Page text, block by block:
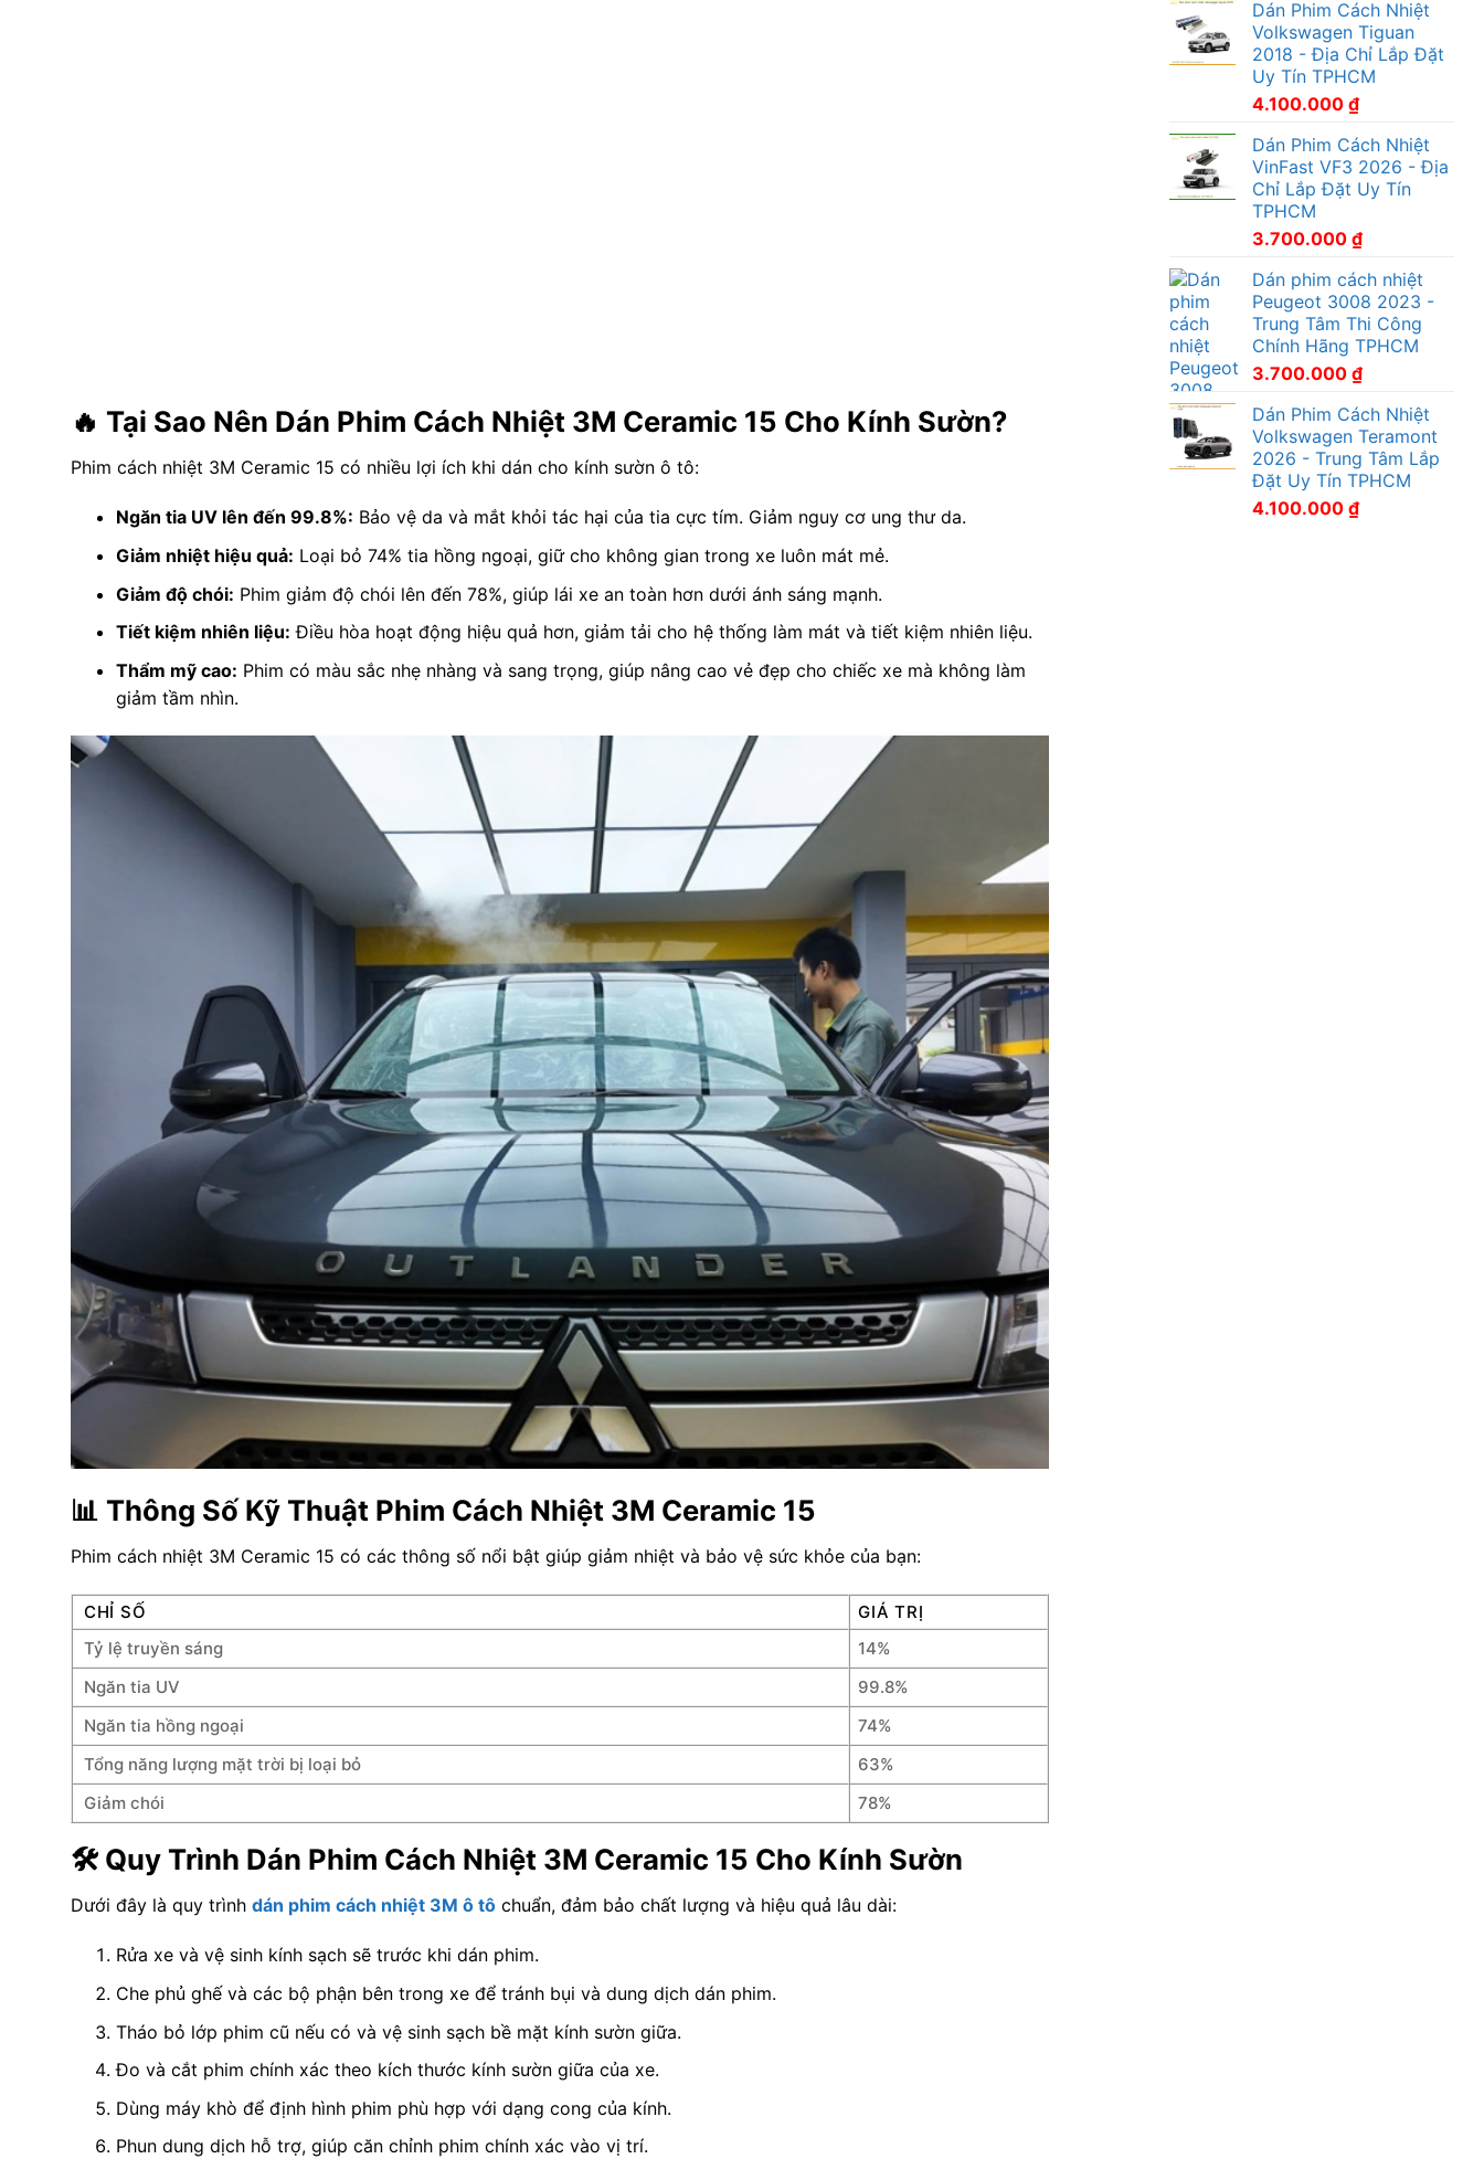
🔥 Tại Sao Nên Dán Phim Cách Nhiệt 3M Ceramic 15 Cho Kính Sườn?
Phim cách nhiệt 3M Ceramic 15 có nhiều lợi ích khi dán cho kính sườn ô tô:
Ngăn tia UV lên đến 99.8%: Bảo vệ da và mắt khỏi tác hại của tia cực tím. Giảm nguy cơ ung thư da.
Giảm nhiệt hiệu quả: Loại bỏ 74% tia hồng ngoại, giữ cho không gian trong xe luôn mát mẻ.
Giảm độ chói: Phim giảm độ chói lên đến 78%, giúp lái xe an toàn hơn dưới ánh sáng mạnh.
Tiết kiệm nhiên liệu: Điều hòa hoạt động hiệu quả hơn, giảm tải cho hệ thống làm mát và tiết kiệm nhiên liệu.
Thẩm mỹ cao: Phim có màu sắc nhẹ nhàng và sang trọng, giúp nâng cao vẻ đẹp cho chiếc xe mà không làm
giảm tầm nhìn.
📊 Thông Số Kỹ Thuật Phim Cách Nhiệt 3M Ceramic 15
Phim cách nhiệt 3M Ceramic 15 có các thông số nổi bật giúp giảm nhiệt và bảo vệ sức khỏe của bạn:
CHỈ SỐ
GIÁ TRỊ
Tỷ lệ truyền sáng
14%
Ngăn tia UV
99.8%
Ngăn tia hồng ngoại
74%
Tổng năng lượng mặt trời bị loại bỏ
63%
Giảm chói
78%
🛠️ Quy Trình Dán Phim Cách Nhiệt 3M Ceramic 15 Cho Kính Sườn
Dưới đây là quy trình dán phim cách nhiệt 3M ô tôchuẩn, đảm bảo chất lượng và hiệu quả lâu dài:
Rửa xe và vệ sinh kính sạch sẽ trước khi dán phim.
Che phủ ghế và các bộ phận bên trong xe để tránh bụi và dung dịch dán phim.
Tháo bỏ lớp phim cũ nếu có và vệ sinh sạch bề mặt kính sườn giữa.
Đo và cắt phim chính xác theo kích thước kính sườn giữa của xe.
Dùng máy khò để định hình phim phù hợp với dạng cong của kính.
Phun dung dịch hỗ trợ, giúp căn chỉnh phim chính xác vào vị trí.
Dán Phim Cách Nhiệt
Volkswagen Tiguan
2018 - Địa Chỉ Lắp Đặt
Uy Tín TPHCM
4.100.000 ₫
Dán Phim Cách Nhiệt
VinFast VF3 2026 - Địa
Chỉ Lắp Đặt Uy Tín
TPHCM
3.700.000 ₫
Dán phim cách nhiệt
Peugeot 3008 2023 -
Trung Tâm Thi Công
Chính Hãng TPHCM
3.700.000 ₫
Dán Phim Cách Nhiệt
Volkswagen Teramont
2026 - Trung Tâm Lắp
Đặt Uy Tín TPHCM
4.100.000 ₫